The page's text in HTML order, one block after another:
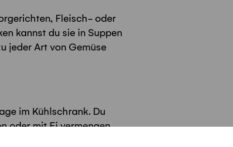
Fleisch- oder
kannst du sie in Suppen
jeder Art von Gemüse
im Kühlschrank. Du
oder mit Ei vermengen